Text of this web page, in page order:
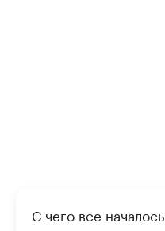
С чего все началось